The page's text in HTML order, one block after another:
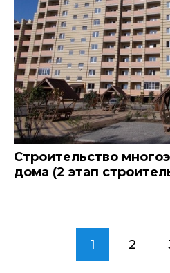
Строительство
дома (2 этап
1 2